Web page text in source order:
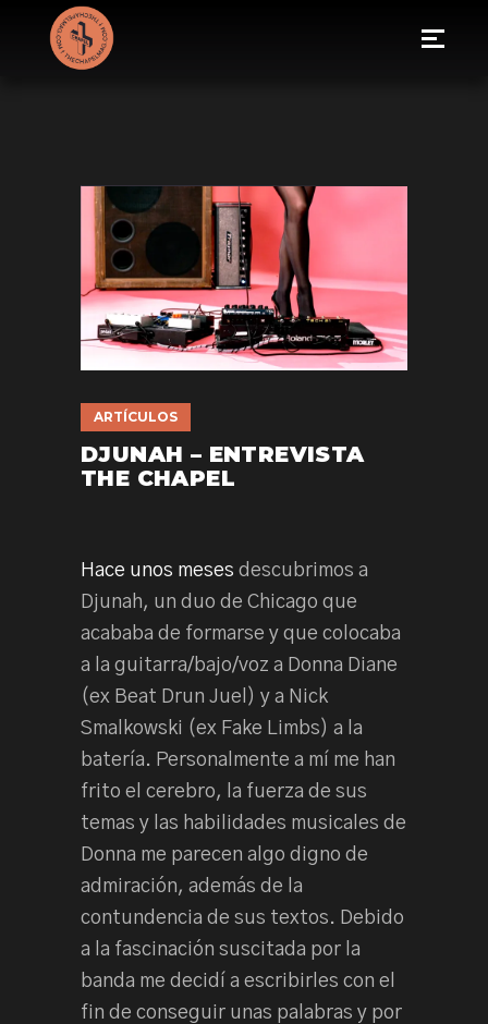
ARTÍCULOS
DJUNAH – ENTREVISTA
THE CHAPEL
Hace unos meses descubrimos a
Djunah, un duo de Chicago que
acababa de formarse y que colocaba
a la guitarra/bajo/voz a Donna Diane
(ex Beat Drun Juel) y a Nick
Smalkowski (ex Fake Limbs) a la
batería. Personalmente a mí me han
frito el cerebro, la fuerza de sus
temas y las habilidades musicales de
Donna me parecen algo digno de
admiración, además de la
contundencia de sus textos. Debido
a la fascinación suscitada por la
banda me decidí a escribirles con el
fin de conseguir unas palabras y por